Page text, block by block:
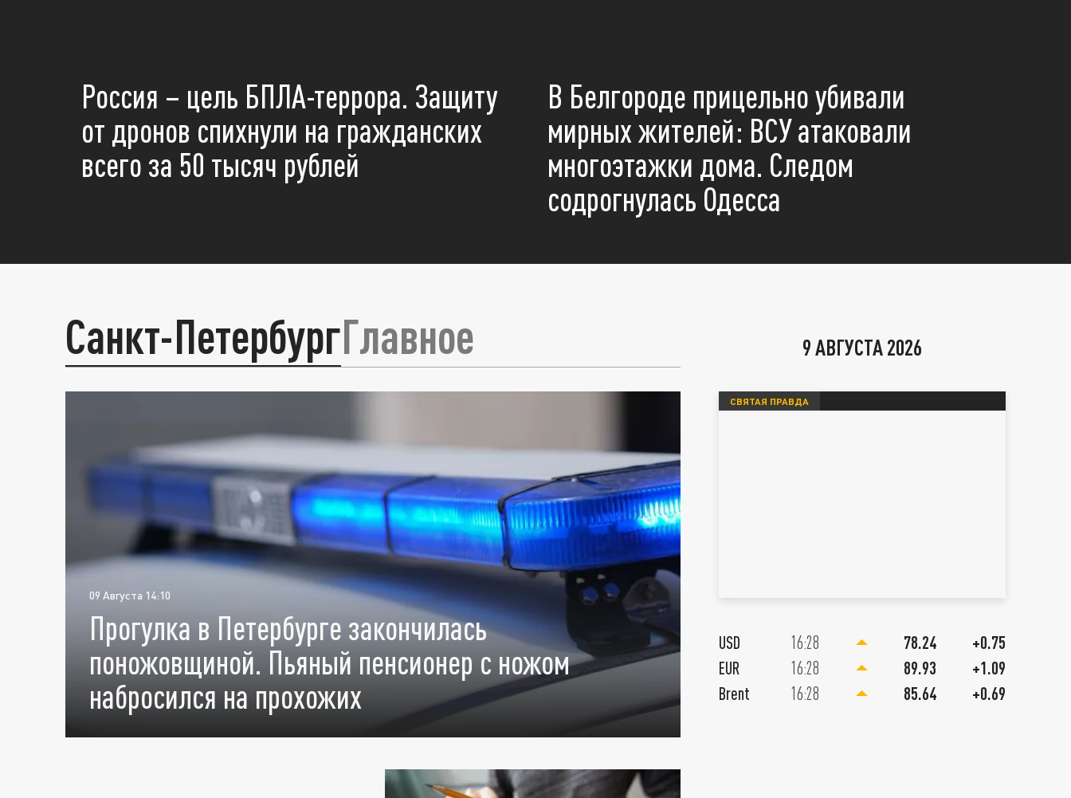
Россия – цель БПЛА-террора. Защиту
от дронов спихнули на гражданских
всего за 50 тысяч рублей
В Белгороде прицельно убивали
мирных жителей: ВСУ атаковали
многоэтажки дома. Следом
содрогнулась Одесса
Санкт-ПетербургГлавное
09 Августа 14:10
Прогулка в Петербурге закончилась
поножовщиной. Пьяный пенсионер с ножом
набросился на прохожих
Главное в ИноСМИ 9 августа:
справляется. В США
Германии — газ. Британцы
9 АВГУСТА 2026
СВЯТАЯ ПРАВДА
USD 16:28 78.24
+0.75
EUR
16:28 89.93
+1.09
Brent
16:28 85.64 +0.69